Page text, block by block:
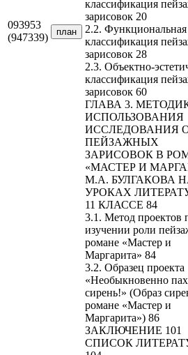
093953
(947339)
план
классификация
зарисовок 20
2.2. Функциональная
классификация
зарисовок 28
2.3. Объектно-
классификация
зарисовок 60
ГЛАВА 3.
ИСПОЛЬЗОВАНИЯ
ИССЛЕДОВАНИЯ
ПЕЙЗАЖНЫХ
ЗАРИСОВОК В
«МАСТЕР И
М.А. БУЛГАКОВА
УРОКАХ
11 КЛАССЕ 84
3.1. Метод проектов
изучении роли
романе «Мастер и
Маргарита» 84
3.2. Образец проекта
«Необыкновенно
сирень!» (Образ
романе «Мастер и
Маргарита») 86
ЗАКЛЮЧЕНИЕ 101
СПИСОК